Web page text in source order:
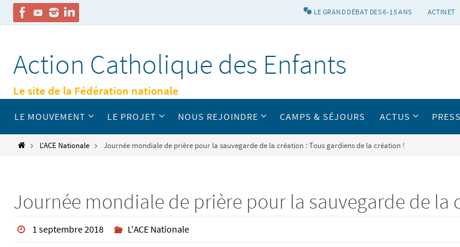
contenu
LE GRAND DÉBAT DES 6-15 ANS ACTINET
Action Catholique des Enfants
Le site de la Fédération nationale
contenu
LE MOUVEMENT LE PROJET NOUS REJOINDRE CAMPS & SÉJOURS ACTUS
HomeL'ACE Nationale Journée mondiale de prière pour la sauvegarde de la création : Tous gardiens de la création !
Journée mondiale de prière pour la sauvegarde de la
1 septembre 2018 L'ACE Nationale